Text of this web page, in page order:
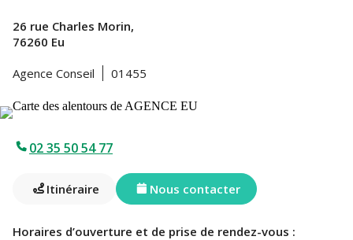
26 rue Charles Morin,
76260 Eu
Agence Conseil
01455
02 35 50 54 77
Itinéraire Nous contacter
Horaires d’ouverture et de prise de rendez-vous :